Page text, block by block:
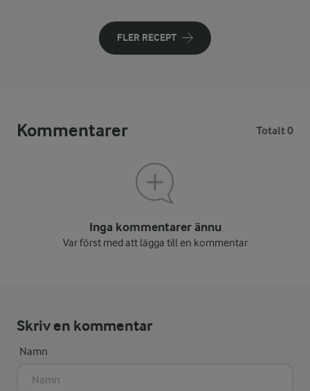
FLER RECEPT
Kommentarer Totalt 0
Inga kommentarer ännu
Var först med att lägga till en kommentar
Skriv en kommentar
Namn